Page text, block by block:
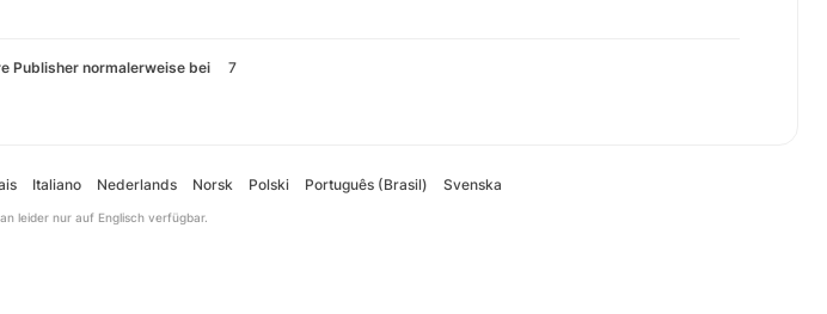
Publisher normalerweise bei
7
Italiano Nederlands Norsk Polski Português (Brasil) Svenska
leider nur auf Englisch verfügbar.